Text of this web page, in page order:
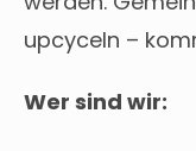
upcyceln –
Wer sind wir: